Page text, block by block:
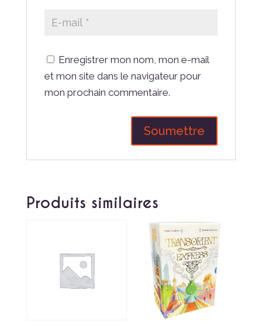
Enregistrer mon nom, mon e-mail
et mon site dans le navigateur pour
mon prochain commentaire.
Produits similaires